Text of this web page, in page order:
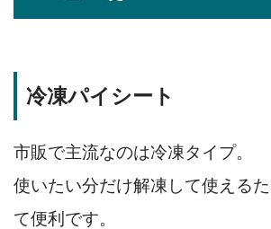
冷凍パイシート
市販で主流なのは冷凍タイプ。
使いたい分だけ解凍して使える
て便利です。